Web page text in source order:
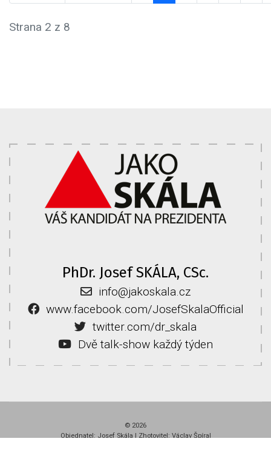
Strana 2 z 8
PhDr. Josef SKÁLA, CSc.
info@jakoskala.cz
www.facebook.com/JosefSkalaOfficial
twitter.com/dr_skala
Dvě talk-show každý týden
© 2026
Objednatel: Josef Skála | Zhotovitel: Václav Špíral